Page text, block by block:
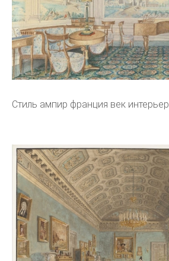
Стиль ампир франция век интерьер